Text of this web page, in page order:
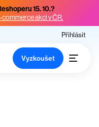
15. 10.?
commerce akci v ČR.
Přihlásit
Vyzkoušet